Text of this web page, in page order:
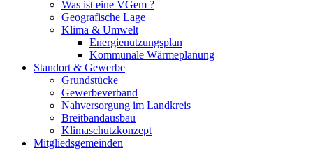
Was ist eine VGem ?
Geografische Lage
Klima & Umwelt
Energienutzungsplan
Kommunale Wärmeplanung
Standort & Gewerbe
Grundstücke
Gewerbeverband
Nahversorgung im Landkreis
Breitbandausbau
Klimaschutzkonzept
Mitgliedsgemeinden